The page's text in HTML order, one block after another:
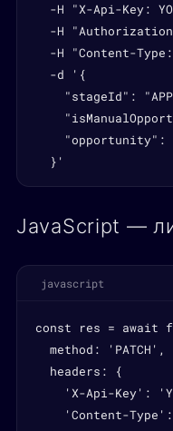
-H "X-Api-Key:
-H
-H "Content-
  -d '{
"stageId":
"opportunity":
  }'
JavaScript —
javascript
const res = await
  method: 'PATCH',
  headers: {
'X-Api-Key':
'Content-